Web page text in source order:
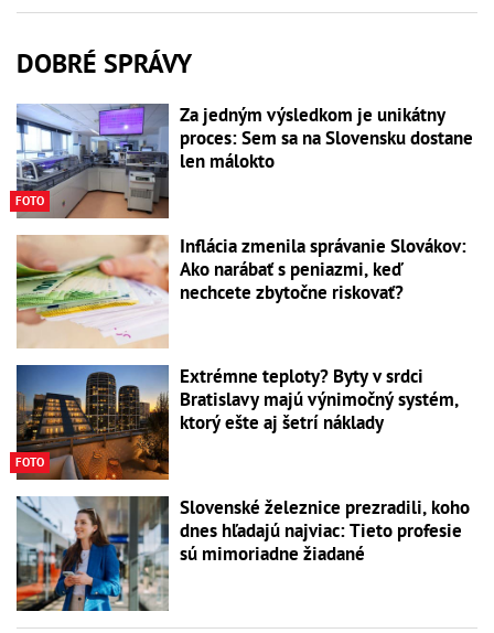
DOBRÉ SPRÁVY
FOTO
Za jedným výsledkom je unikátny
proces: Sem sa na Slovensku dostane
len málokto
Inflácia zmenila správanie Slovákov:
Ako narábať s peniazmi, keď
nechcete zbytočne riskovať?
FOTO
Extrémne teploty? Byty v srdci
Bratislavy majú výnimočný systém,
ktorý ešte aj šetrí náklady
Slovenské železnice prezradili, koho
dnes hľadajú najviac: Tieto profesie
sú mimoriadne žiadané